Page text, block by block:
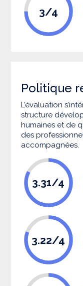
3/4
Politique
L’évaluation
structure
humaines et de
des
accompagnées.
3.31/4
3.22/4